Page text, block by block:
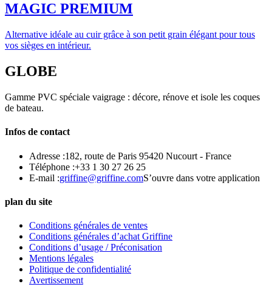
MAGIC PREMIUM
Alternative idéale au cuir grâce à son petit grain élégant pour tous
vos sièges en intérieur.
GLOBE
Gamme PVC spéciale vaigrage : décore, rénove et isole les coques
de bateau.
Infos de contact
Adresse :182, route de Paris 95420 Nucourt - France
Téléphone :+33 1 30 27 26 25
E-mail :griffine@griffine.comS’ouvre dans votre application
plan du site
Conditions générales de ventes
Conditions générales d’achat Griffine
Conditions d’usage / Préconisation
Mentions légales
Politique de confidentialité
Avertissement